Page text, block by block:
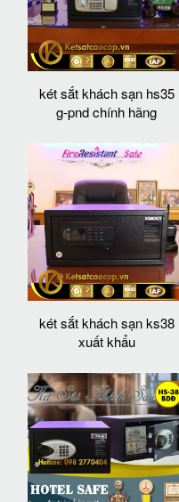
két sắt khách sạn hs35
g-pnd chính hãng
két sắt khách sạn ks38
xuất khẩu